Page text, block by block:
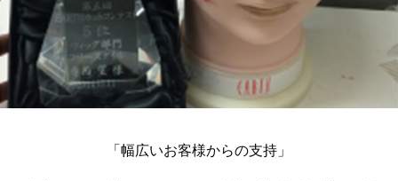
「幅広いお客様からの支持」